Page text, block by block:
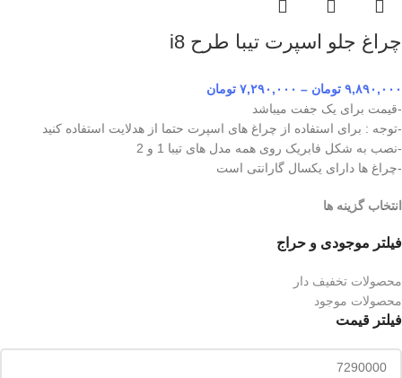
فیلتر موجودی و حراج
محصولات تخفیف دار
محصولات موجود
فیلتر قیمت
چراغ جلو اسپرت تیبا طرح i8
۹,۸۹۰,۰۰۰ تومان – ۷,۲۹۰,۰۰۰ تومان
-قیمت برای یک جفت میباشد
-توجه : برای استفاده از چراغ های اسپرت حتما از هدلایت استفاده کنید
-نصب به شکل فابریک روی همه مدل های تیبا 1 و 2
-چراغ ها دارای یکسال گارانتی است
انتخاب گزینه ها